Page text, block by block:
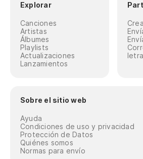
Explorar
Canciones
Artistas
Álbumes
Playlists
Actualizaciones
Lanzamientos
Sobre el sitio web
Ayuda
Condiciones de uso y privacidad
Protección de Datos
Quiénes somos
Normas para envío